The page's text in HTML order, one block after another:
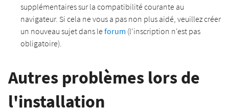
supplémentaires sur la compatibilité courante au
navigateur. Si cela ne vous a pas non plus aidé, veuillez créer
un nouveau sujet dans leforum (l'inscription n'est pas
obligatoire).
Autres problèmes lors de
l'installation